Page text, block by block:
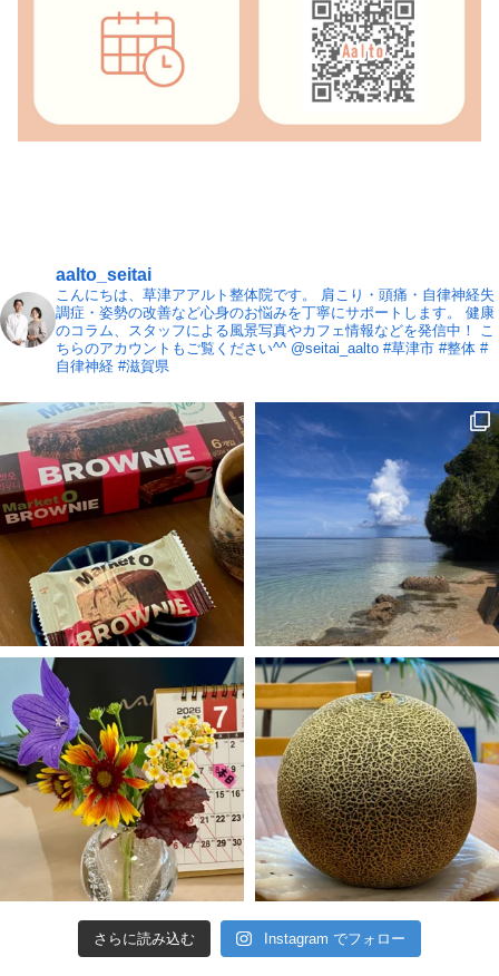
aalto_seitai
こんにちは、草津アアルト整体院です。
肩こり・頭痛・自律神経失
調症・姿勢の改善など心身のお悩みを丁寧にサポートします。
健康
のコラム、スタッフによる風景写真やカフェ情報などを発信中！
こ
ちらのアカウントもご覧ください^^ @seitai_aalto #草津市 #整体 #
自律神経 #滋賀県
さらに読み込む Instagram でフォロー